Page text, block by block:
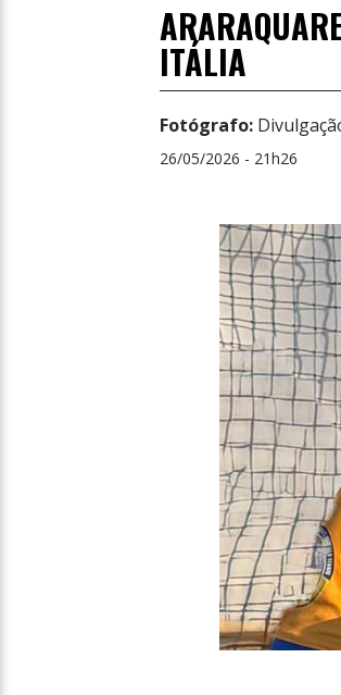
ITÁLIA
Fotógrafo:
26/05/2026 - 21h26